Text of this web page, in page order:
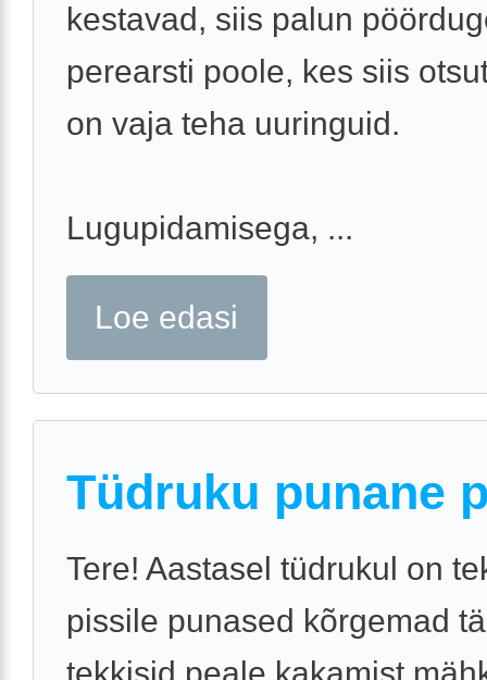
kestavad, siis palun
perearsti poole, kes siis
on vaja teha uuringuid.
Lugupidamisega, ...
Loe edasi
Tüdruku punane
Tere! Aastasel tüdrukul on
pissile punased kõrgemad